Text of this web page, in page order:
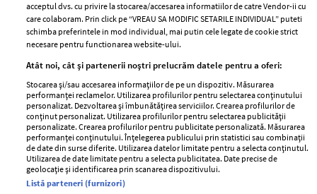
Abonamente
GSP
Unica
Baby
Retete
femei
Viva
Avantaje
Retete practice
Pariază responsabil! Decizia ONJN nr. 821/25.09.2025.
Jocurile de noroc sunt interzise minorilor.
acceptul dvs. cu privire la stocarea/accesarea informatiilor de catre Vendor-ii cu
care colaboram. Prin click pe “VREAU SA MODIFIC SETARILE INDIVIDUAL” puteti
schimba preferintele in mod individual, mai putin cele legate de cookie strict
necesare pentru functionarea website-ului.
Atât noi, cât și partenerii noștri prelucrăm datele pentru a oferi:
Stocarea și/sau accesarea informațiilor de pe un dispozitiv. Măsurarea
performanței reclamelor. Utilizarea profilurilor pentru selectarea conținutului
personalizat. Dezvoltarea și îmbunătățirea serviciilor. Crearea profilurilor de
conținut personalizat. Utilizarea profilurilor pentru selectarea publicității
personalizate. Crearea profilurilor pentru publicitate personalizată. Măsurarea
performanței conținutului. Înțelegerea publicului prin statistici sau combinații
de date din surse diferite. Utilizarea datelor limitate pentru a selecta conținutul.
Utilizarea de date limitate pentru a selecta publicitatea. Date precise de
geolocație și identificarea prin scanarea dispozitivului.
Listă parteneri (furnizori)